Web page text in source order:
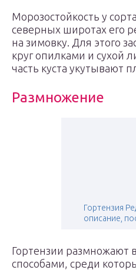
Морозостойкость у
северных широтах его
на зимовку. Для этого
круг опилками и сухой
часть куста укутывают
Размножение
Гортензия
описание,
Гортензии размножают
способами, среди